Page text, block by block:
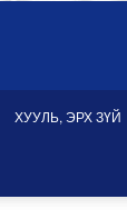
ХУУЛЬ, ЭРХ ЗҮЙ